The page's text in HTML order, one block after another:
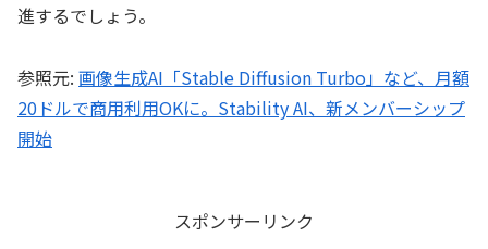
進するでしょう。
参照元: 画像生成AI「Stable Diffusion Turbo」など、月額
20ドルで商用利用OKに。Stability AI、新メンバーシップ
開始
スポンサーリンク